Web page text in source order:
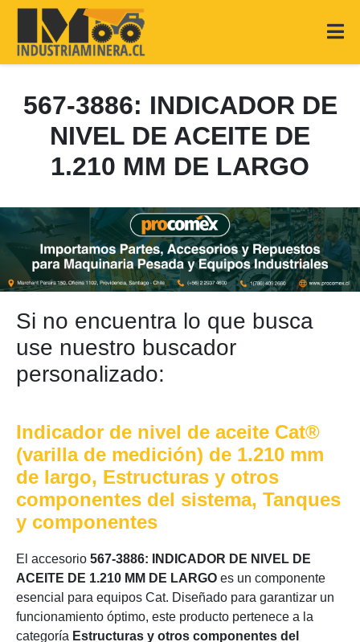
567-3886: INDICADOR DE
NIVEL DE ACEITE DE
1.210 MM DE LARGO
Si no encuentra lo que busca
use nuestro buscador
personalizado:
Indicador de nivel de aceite Cat®
(varilla de medición) de 1.210 mm
de largo, Estructuras y otros
componentes del sistema, Tanques
y componentes
El accesorio 567-3886: INDICADOR DE NIVEL DE
ACEITE DE 1.210 MM DE LARGO es un componente
esencial para equipos Cat. Diseñado para garantizar un
funcionamiento óptimo, este producto pertenece a la
categoría Estructuras y otros componentes del